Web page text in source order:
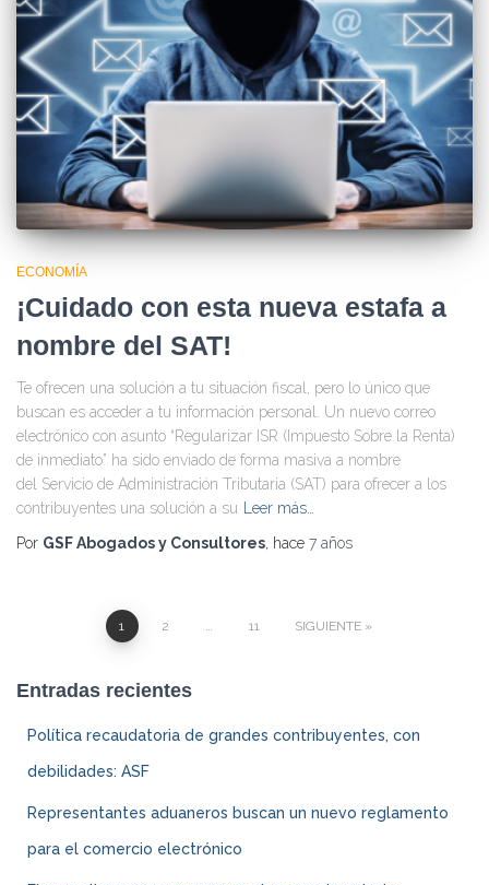
ECONOMÍA
¡Cuidado con esta nueva estafa a
nombre del SAT!
Te ofrecen una solución a tu situación fiscal, pero lo único que
buscan es acceder a tu información personal. Un nuevo correo
electrónico con asunto “Regularizar ISR (Impuesto Sobre la Renta)
de inmediato” ha sido enviado de forma masiva a nombre
del Servicio de Administración Tributaria (SAT) para ofrecer a los
contribuyentes una solución a su Leer más…
Por GSF Abogados y Consultores, hace 7 años
Navegación
de
1 2 11 SIGUIENTE
Entradas recientes
Política recaudatoria de grandes contribuyentes, con
debilidades: ASF
Representantes aduaneros buscan un nuevo reglamento
para el comercio electrónico